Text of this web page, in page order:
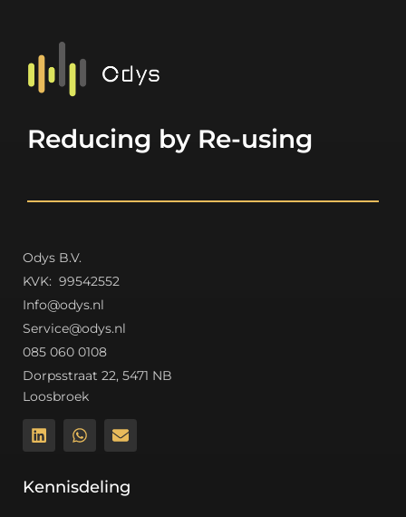
Reducing by Re-using
Odys B.V.
KVK: 99542552
Info@odys.nl
Service@odys.nl
085 060 0108
Dorpsstraat 22, 5471 NB
Loosbroek
Kennisdeling